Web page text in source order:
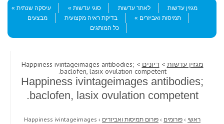
Menuמגזין עדשות
לאתר עדשות סוגי עדשות
עיסקה שנתית
תמיסות ואביזרים
בדיקת ראיה מקצועית
מבצעים
כל המותגים
מגזין עדשות >דיונים > Happiness ivintageimages antibodies;
baclofen, lasix ovulation competent.
Happiness ivintageimages antibodies;
baclofen, lasix ovulation competent.
ראשי › פורומים › פורום תמיסות ואביזרים ›
Happiness ivintageimages